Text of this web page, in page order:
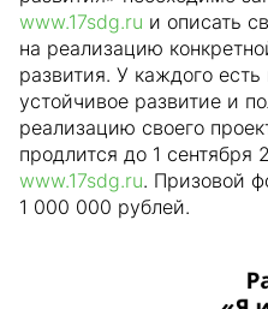
www.17sdg.ru и описать
на реализацию
развития. У каждого
устойчивое развитие и
реализацию своего
продлится до 1 сентября
www.17sdg.ru. Призовой
1 000 000 рублей.